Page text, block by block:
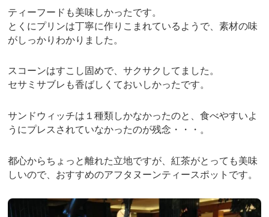
ティーフードも美味しかったです。
とくにプリンは丁寧に作りこまれているようで、素材の味
がしっかりわかりました。
スコーンはすこし固めで、サクサクしてました。
セサミサブレも香ばしくておいしかったです。
サンドウィッチは１種類しかなかったのと、食べやすいよ
うにプレスされていなかったのが残念・・・。
都心からちょっと離れた立地ですが、紅茶がとっても美味
しいので、おすすめのアフタヌーンティースポットです。